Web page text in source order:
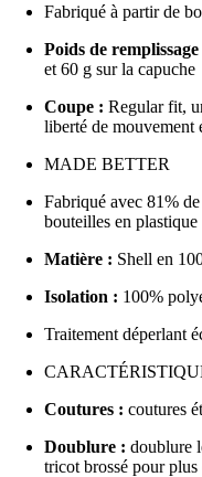
Fabriqué à partir de
Poids de remplissage
et 60 g sur la capuche
Coupe : Regular fit,
liberté de mouvement
MADE BETTER
Fabriqué avec 81%
bouteilles en plastique
Matière : Shell en
Isolation : 100%
Traitement déperlant
Coutures : coutures
Doublure : doublure
tricot brossé pour